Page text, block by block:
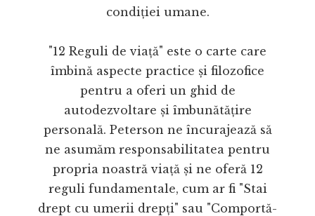
condiției umane.
"12 Reguli de viață" este o carte care
îmbină aspecte practice și filozofice
pentru a oferi un ghid de
autodezvoltare și îmbunătățire
personală. Peterson ne încurajează să
ne asumăm responsabilitatea pentru
propria noastră viață și ne oferă 12
reguli fundamentale, cum ar fi "Stai
drept cu umerii drepți" sau "Comportă-